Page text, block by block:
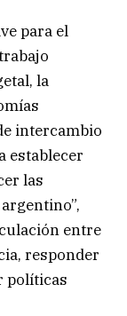
para el
la
intercambio
establecer
las
entre
responder
políticas